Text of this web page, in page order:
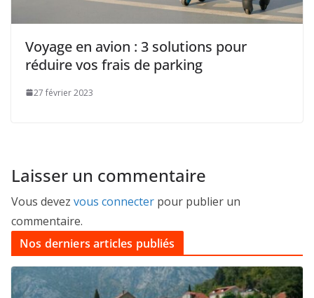
Voyage en avion : 3 solutions pour
réduire vos frais de parking
27 février 2023
Laisser un commentaire
Vous devez vous connecter pour publier un
commentaire.
Nos derniers articles publiés